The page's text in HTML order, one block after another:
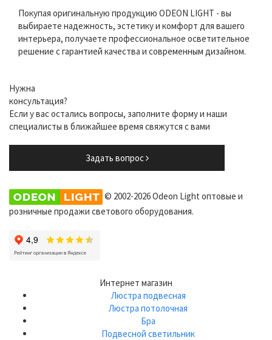
Покупая оригинальную продукцию ODEON LIGHT - вы
выбираете надежность, эстетику и комфорт для вашего
интерьера, получаете профессиональное осветительное
решение с гарантией качества и современным дизайном.
Нужна
консультация?
Если у вас остались вопросы, заполните форму и наши
специалисты в ближайшее время свяжутся с вами
Задать вопрос
© 2002-2026 Odeon Light оптовые и
розничные продажи светового оборудования.
Интернет магазин
Люстра подвесная
Люстра потолочная
Бра
Подвесной светильник